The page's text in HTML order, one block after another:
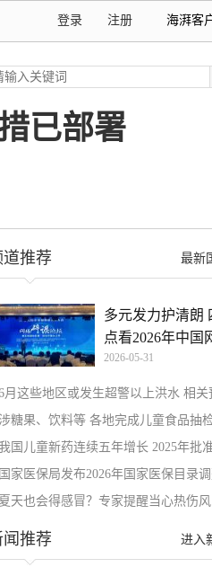
海湃客
注册
登录
已部署
最新
道推荐
多元发力护清朗
点看2026年中国
2026-05-31
月这些地区或发生超警以上洪水 相关
糖果、饮料等 各地完成儿童食品抽
国儿童新药连续五年增长 2025年批
国家医保局发布2026年国家医保目录
夏天也会得感冒？专家提醒当心热伤风
进入
闻推荐